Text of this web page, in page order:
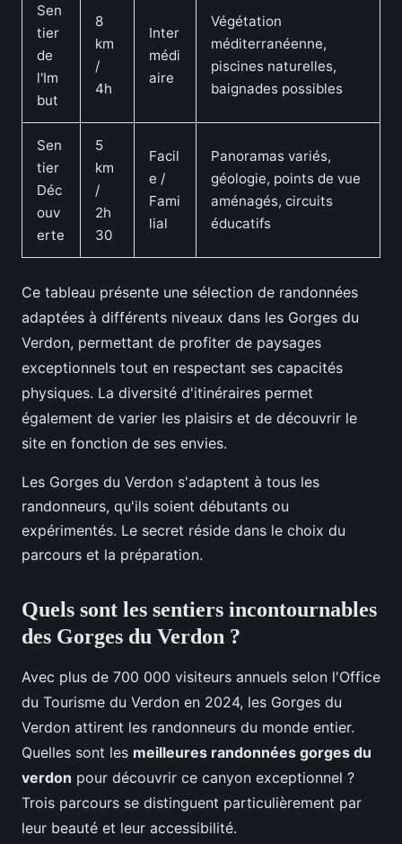
Sen
tier
de
l'Im
but
8
km
/
4h
Inter
médi
aire
Végétation
méditerranéenne,
piscines naturelles,
baignades possibles
Sen
tier
Déc
ouv
erte
5
km
/
2h
30
Facil
e /
Fami
lial
Panoramas variés,
géologie, points de vue
aménagés, circuits
éducatifs
Ce tableau présente une sélection de randonnées
adaptées à différents niveaux dans les Gorges du
Verdon, permettant de profiter de paysages
exceptionnels tout en respectant ses capacités
physiques. La diversité d'itinéraires permet
également de varier les plaisirs et de découvrir le
site en fonction de ses envies.
Les Gorges du Verdon s'adaptent à tous les
randonneurs, qu'ils soient débutants ou
expérimentés. Le secret réside dans le choix du
parcours et la préparation.
Quels sont les sentiers incontournables
des Gorges du Verdon ?
Avec plus de 700 000 visiteurs annuels selon l'Office
du Tourisme du Verdon en 2024, les Gorges du
Verdon attirent les randonneurs du monde entier.
Quelles sont les meilleures randonnées gorges du
verdon pour découvrir ce canyon exceptionnel ?
Trois parcours se distinguent particulièrement par
leur beauté et leur accessibilité.